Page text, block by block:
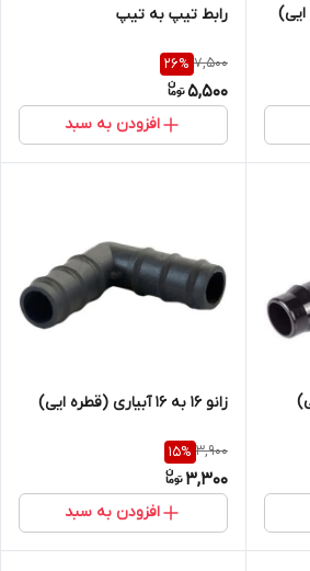
رابط تیپ به تیپ
7,500
26%
5,500
افزودن به سبد
زانو 16 به 16 آبیاری (قطره ایی)
3,900
15%
3,300
افزودن به سبد